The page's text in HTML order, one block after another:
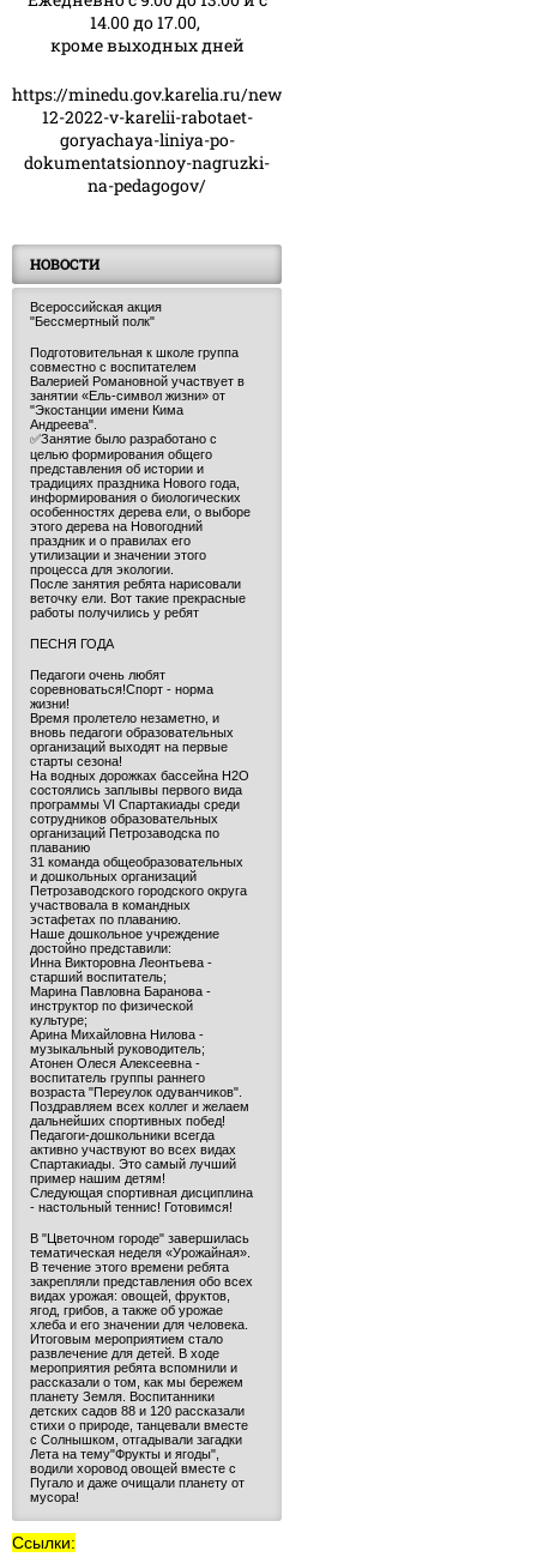
14.00 до 17.00,
кроме выходных дней
https://minedu.gov.karelia.ru/news/23-
12-2022-v-karelii-rabotaet-
goryachaya-liniya-po-
dokumentatsionnoy-nagruzki-
na-pedagogov/
НОВОСТИ
Всероссийская акция
"Бессмертный полк"
Подготовительная к школе группа
совместно с воспитателем
Валерией Романовной участвует в
занятии «Ель-символ жизни» от
"Экостанции имени Кима
Андреева".
✅Занятие было разработано с
целью формирования общего
представления об истории и
традициях праздника Нового года,
информирования о биологических
особенностях дерева ели, о выборе
этого дерева на Новогодний
праздник и о правилах его
утилизации и значении этого
процесса для экологии.
После занятия ребята нарисовали
веточку ели. Вот такие прекрасные
работы получились у ребят
ПЕСНЯ ГОДА
Педагоги очень любят
соревноваться!Спорт - норма
жизни!
Время пролетело незаметно, и
вновь педагоги образовательных
организаций выходят на первые
старты сезона!
На водных дорожках бассейна H2O
состоялись заплывы первого вида
программы VI Спартакиады среди
сотрудников образовательных
организаций Петрозаводска по
плаванию
31 команда общеобразовательных
и дошкольных организаций
Петрозаводского городского округа
участвовала в командных
эстафетах по плаванию.
Наше дошкольное учреждение
достойно представили:
Инна Викторовна Леонтьева -
старший воспитатель;
Марина Павловна Баранова -
инструктор по физической
культуре;
Арина Михайловна Нилова -
музыкальный руководитель;
Атонен Олеся Алексеевна -
воспитатель группы раннего
возраста "Переулок одуванчиков".
Поздравляем всех коллег и желаем
дальнейших спортивных побед!
Педагоги-дошкольники всегда
активно участвуют во всех видах
Спартакиады. Это самый лучший
пример нашим детям!
Следующая спортивная дисциплина
- настольный теннис! Готовимся!
В "Цветочном городе" завершилась
тематическая неделя «Урожайная».
В течение этого времени ребята
закрепляли представления обо всех
видах урожая: овощей, фруктов,
ягод, грибов, а также об урожае
хлеба и его значении для человека.
Итоговым мероприятием стало
развлечение для детей. В ходе
мероприятия ребята вспомнили и
рассказали о том, как мы бережем
планету Земля. Воспитанники
детских садов 88 и 120 рассказали
стихи о природе, танцевали вместе
с Солнышком, отгадывали загадки
Лета на тему"Фрукты и ягоды",
водили хоровод овощей вместе с
Пугало и даже очищали планету от
мусора!
Ссылки: